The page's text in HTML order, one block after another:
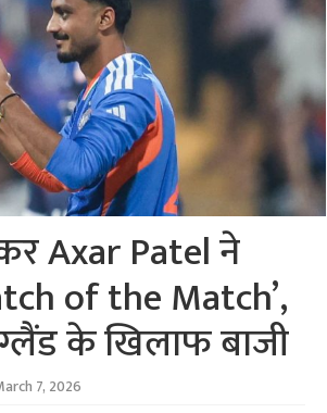
Axar Patel ने
of the Match’,
के खिलाफ बाजी
7, 2026